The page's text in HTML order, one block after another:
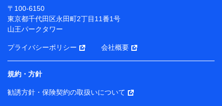
ため
（各サービスで取得したサービス利用履歴、ウェブサイ
トの閲覧履歴、購買履歴、ご契約内容等のパーソナルデ
ータを分析して、お客さまの趣味・嗜好・傾向に応じた
サービス・商品等に関するご提案や広告の配信等を行う
ことがあります。）
各種セミナーの開催のため
コンサルティングサービスの実施のため
アンケートやキャンペーン等の実施のため
上記に係る案内・手続き・管理等付帯業務を行うため
〒100-6150
東京都千代田区永田町2丁目11番1号
山王パークタワー
プライバシーポリシー 会社概要
規約・方針
勧誘方針・保険契約の取扱いについて